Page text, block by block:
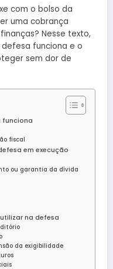
com o bolso da
uma cobrança
Nesse texto,
funciona e o
sem dor de
funciona
fiscal
em execução
ou garantia da dívida
na defesa
da exigibilidade